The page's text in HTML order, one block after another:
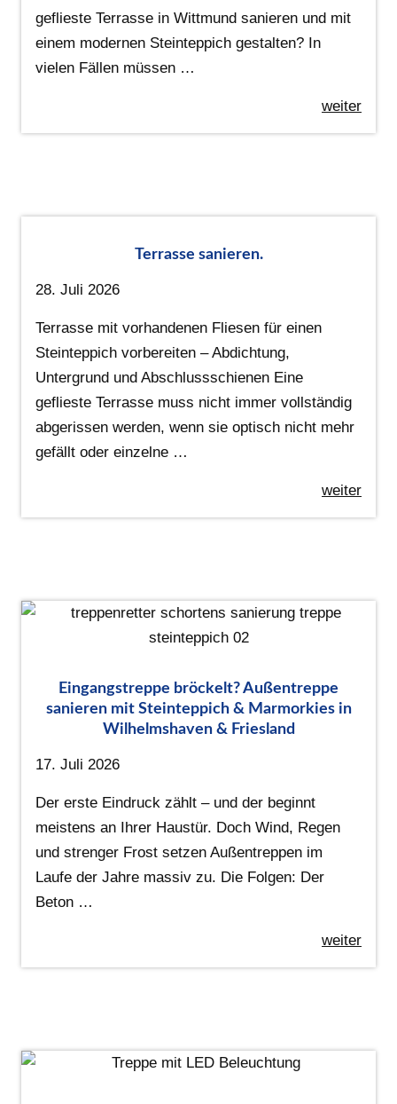
geflieste Terrasse in Wittmund sanieren und mit
einem modernen Steinteppich gestalten? In
vielen Fällen müssen …
weiter
Terrasse sanieren.
28. Juli 2026
Terrasse mit vorhandenen Fliesen für einen
Steinteppich vorbereiten – Abdichtung,
Untergrund und Abschlussschienen Eine
geflieste Terrasse muss nicht immer vollständig
abgerissen werden, wenn sie optisch nicht mehr
gefällt oder einzelne …
weiter
Eingangstreppe bröckelt? Außentreppe
sanieren mit Steinteppich & Marmorkies in
Wilhelmshaven & Friesland
17. Juli 2026
Der erste Eindruck zählt – und der beginnt
meistens an Ihrer Haustür. Doch Wind, Regen
und strenger Frost setzen Außentreppen im
Laufe der Jahre massiv zu. Die Folgen: Der
Beton …
weiter